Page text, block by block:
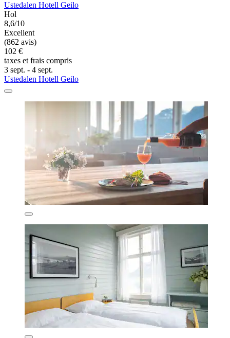
Ustedalen Hotell Geilo
Hol
8,6/10
Excellent
(862 avis)
102 €
taxes et frais compris
3 sept. - 4 sept.
Ustedalen Hotell Geilo